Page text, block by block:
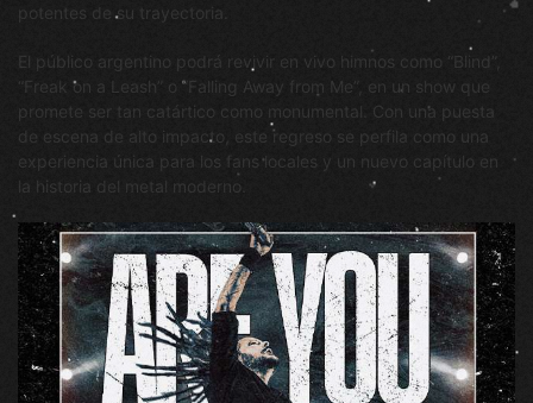
potentes de su trayectoria.
El público argentino podrá revivir en vivo himnos como “Blind”,
“Freak on a Leash” o “Falling Away from Me”, en un show que
promete ser tan catártico como monumental. Con una puesta
de escena de alto impacto, este regreso se perfila como una
experiencia única para los fans locales y un nuevo capítulo en
la historia del metal moderno.